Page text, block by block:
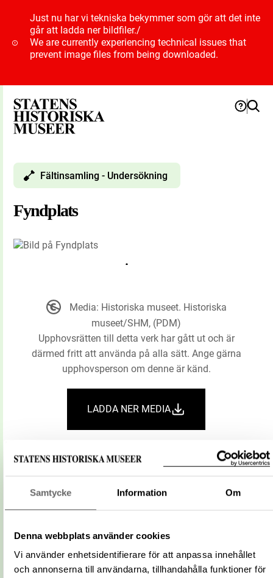
Samtycke Information Om
Denna webbplats använder cookies
Vi använder enhetsidentifierare för att anpassa innehållet
och annonserna till användarna, tillhandahålla funktioner för
Just nu har vi tekniska bekymmer som gör att det inte
går att ladda ner bildfiler./
We are currently experiencing technical issues that
prevent image files from being downloaded.
Fältinsamling - Undersökning
Fyndplats
Plats:Alvedsjö
Socken:Högby socken
Landskap:Öland
Land:Sverige
Media: Historiska museet. Historiska
museet/SHM, (PDM)
Upphovsrätten till detta verk har gått ut och är
därmed fritt att använda på alla sätt. Ange gärna
upphovsperson om denne är känd.
LADDA NER MEDIA